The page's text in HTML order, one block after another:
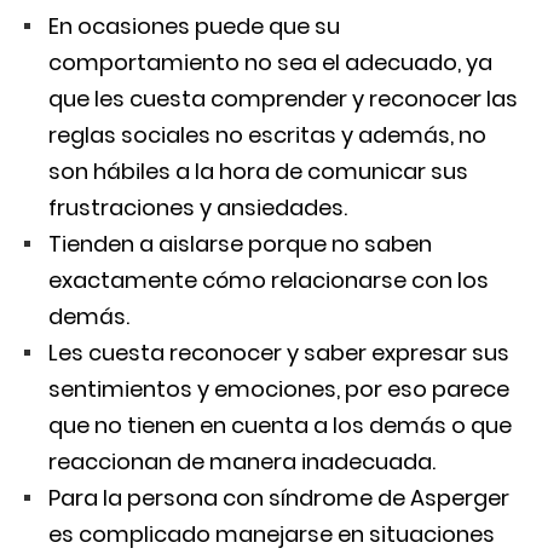
En ocasiones puede que su
comportamiento no sea el adecuado, ya
que les cuesta comprender y reconocer las
reglas sociales no escritas y además, no
son hábiles a la hora de comunicar sus
frustraciones y ansiedades.
Tienden a aislarse porque no saben
exactamente cómo relacionarse con los
demás.
Les cuesta reconocer y saber expresar sus
sentimientos y emociones, por eso parece
que no tienen en cuenta a los demás o que
reaccionan de manera inadecuada.
Para la persona con síndrome de Asperger
es complicado manejarse en situaciones